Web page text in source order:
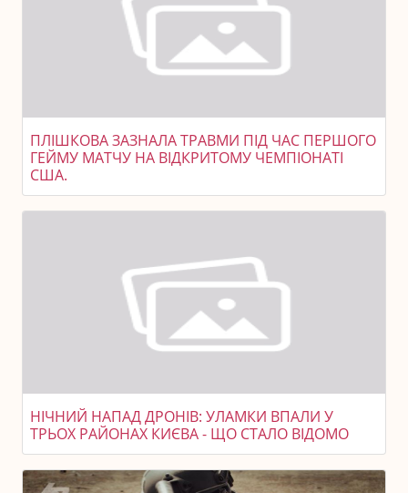
ПЛІШКОВА ЗАЗНАЛА ТРАВМИ ПІД ЧАС ПЕРШОГО
ГЕЙМУ МАТЧУ НА ВІДКРИТОМУ ЧЕМПІОНАТІ
США.
НІЧНИЙ НАПАД ДРОНІВ: УЛАМКИ ВПАЛИ У
ТРЬОХ РАЙОНАХ КИЄВА - ЩО СТАЛО ВІДОМО